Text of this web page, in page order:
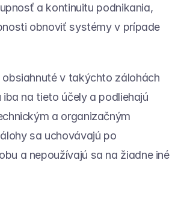
a kontinuitu podnikania,
obnoviť systémy v prípade
obsiahnuté v takýchto zálohách
na tieto účely a podliehajú
a organizačným
sa uchovávajú po
a nepoužívajú sa na žiadne iné